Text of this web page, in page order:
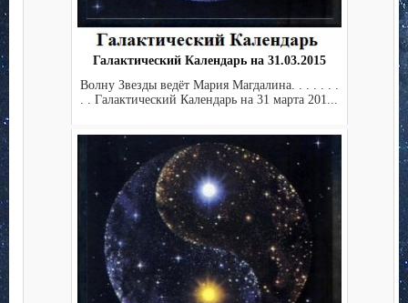
Галактический Календарь на 31.03.2015
Волну Звезды ведёт Мария Магдалина. . . . . . .
. . Галактический Календарь на 31 марта 201...